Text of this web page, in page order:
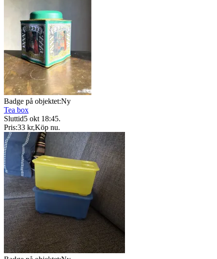
Badge på objektet:Ny
Tea box
Sluttid5 okt 18:45.
Pris:33 kr,Köp nu.